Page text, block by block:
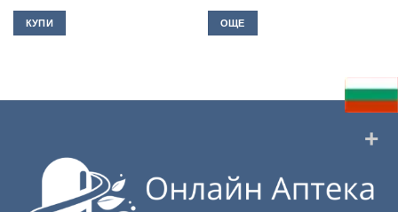
КУПИ ОЩЕ